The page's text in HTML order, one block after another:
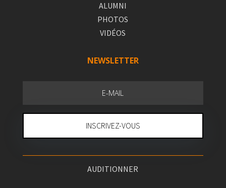
ALUMNI
PHOTOS
VIDÉOS
NEWSLETTER
INSCRIVEZ-VOUS
AUDITIONNER